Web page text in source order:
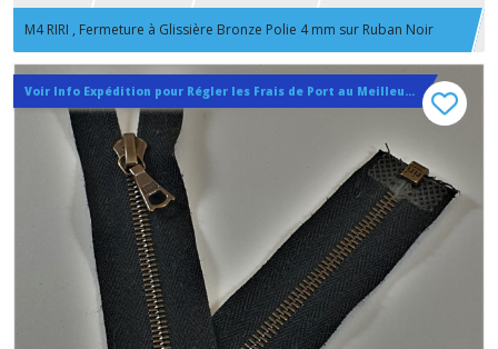
M4 RIRI , Fermeture à Glissière Bronze Polie 4 mm sur Ruban Noir
Coton Polyester de 20 à 35 cm
Voir Info Expédition pour Régler les Frais de Port au Meilleur Prix , En haut d'ecran à Droite